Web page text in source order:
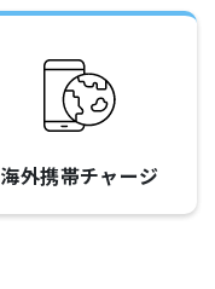
海外携帯チャージ